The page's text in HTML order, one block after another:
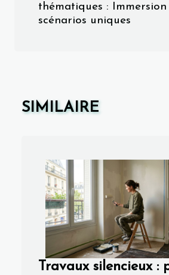
thématiques : Immersion
scénarios uniques
SIMILAIRE
Travaux silencieux :